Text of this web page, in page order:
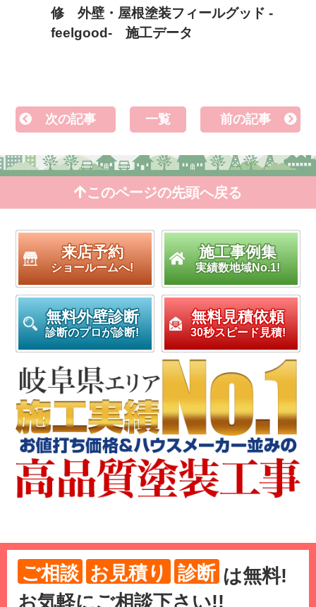
修 外壁・屋根塗装フィールグッド -
feelgood- 施工データ
次の記事 一覧 前の記事
このページの先頭へ戻る
来店予約
ショールームへ!
施工事例集
実績数地域No.1!
無料外壁診断
診断のプロが診断!
無料見積依頼
30秒スピード見積!
ご相談 お見積り 診断 は無料!
お気軽にご相談下さい!!